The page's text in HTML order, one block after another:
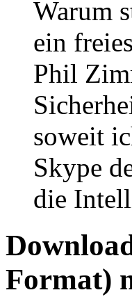
Warum
ein
Phil
soweit
Skype
die
Format)